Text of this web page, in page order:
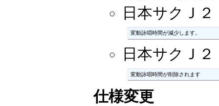
日本サクＪ
変動詠唱時間が減少します。
日本サクＪ２
変動詠唱時間が削除されます
仕様変更